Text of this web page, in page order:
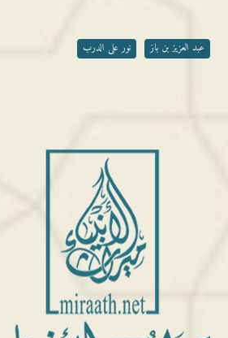
عبد العزيز بن باز نور على الدرب